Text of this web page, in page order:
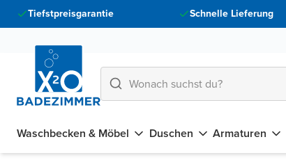
Tiefstpreisgarantie Schnelle Lieferung
Waschbecken & Möbel Duschen Armaturen